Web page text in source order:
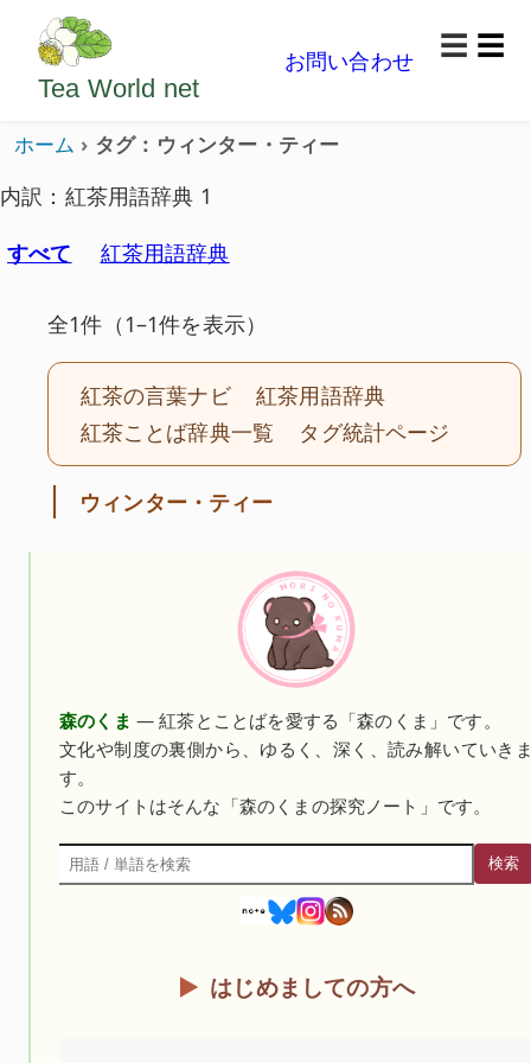
ようこそいらっしゃいました。どうぞごゆっくり楽
Tea World net
お問い合わせ
☰
ホーム タグ：ウィンター・ティー
内訳：紅茶用語辞典 1
すべて
紅茶用語辞典
全1件（1–1件を表示）
紅茶の言葉ナビ
紅茶用語辞典
紅茶ことば辞典一覧
タグ統計ページ
ウィンター・ティー
森のくま — 紅茶とことばを愛する「森のくま」です。
文化や制度の裏側から、ゆるく、深く、読み解いていき
す。
このサイトはそんな「森のくまの探究ノート」です。
検索
検索
はじめましての方へ